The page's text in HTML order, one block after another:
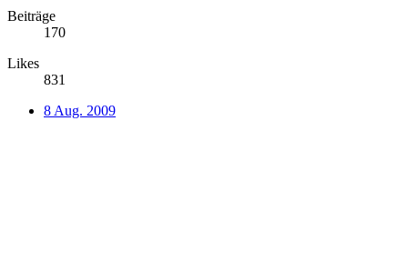
Beiträge
170
Likes
831
8 Aug. 2009